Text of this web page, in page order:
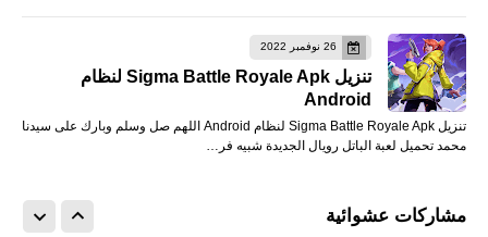
26 نوفمبر 2022
تنزيل Sigma Battle Royale Apk لنظام
Android
تنزيل Sigma Battle Royale Apk لنظام Android اللهم صل وسلم وبارك على سيدنا
محمد تحميل لعبة الباتل رويال الجديدة شبيه فر…
مشاركات عشوائية